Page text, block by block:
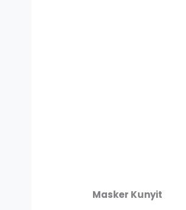
Masker Kunyit